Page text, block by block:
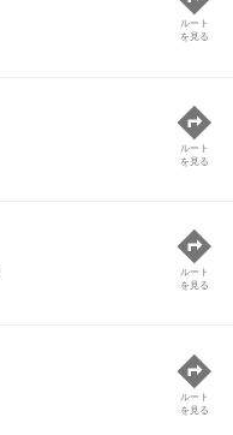
ルート
を見る
ルート
を見る
ルート
を見る
ルート
を見る